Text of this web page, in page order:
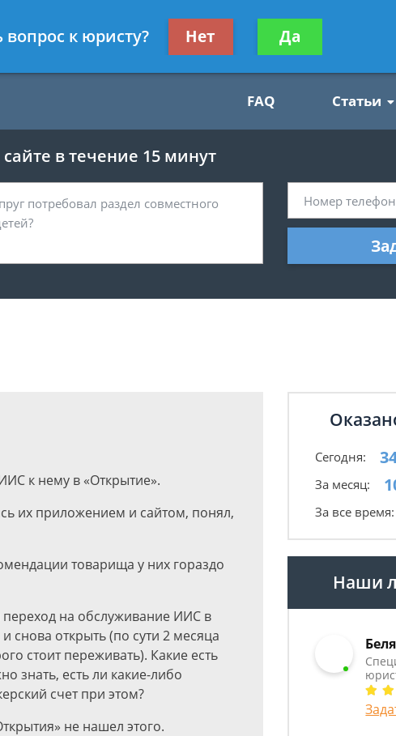
Получите консультацию
бесплатно
FAQ Статьи
в течение 15 минут
к нему в «Открытие».
их приложением и сайтом, понял,
товарища у них гораздо
на обслуживание ИИС в
открыть (по сути 2 месяца
стоит переживать). Какие есть
знать, есть ли какие-либо
счет при этом?
не нашел этого.
Сегодня:
За месяц:
За все время:
Наши
вопрос к юристу? Нет Да